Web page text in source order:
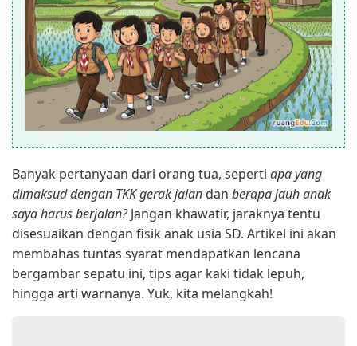
Banyak pertanyaan dari orang tua, seperti apa yang
dimaksud dengan TKK gerak jalan dan berapa jauh anak
saya harus berjalan?Jangan khawatir, jaraknya tentu
disesuaikan dengan fisik anak usia SD. Artikel ini akan
membahas tuntas syarat mendapatkan lencana
bergambar sepatu ini, tips agar kaki tidak lepuh,
hingga arti warnanya. Yuk, kita melangkah!